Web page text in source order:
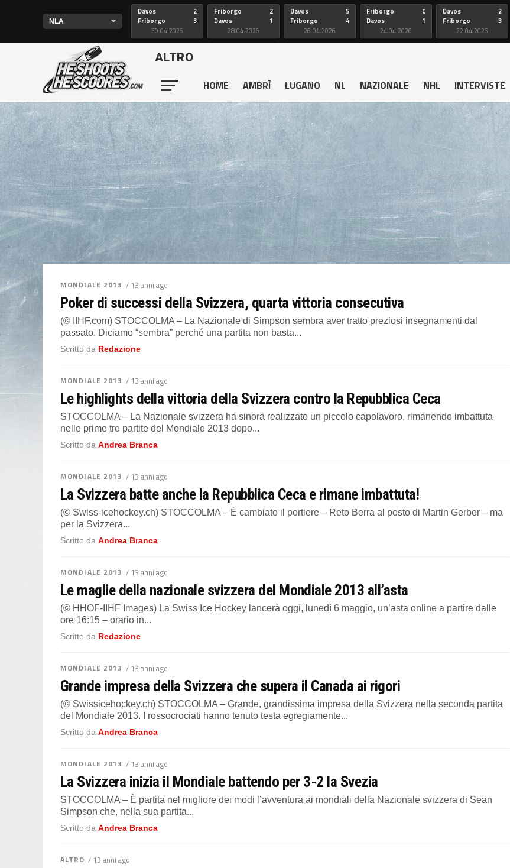
Davos
Friborgo
2
3
30.04.2026
Friborgo
Davos
2
1
28.04.2026
Davos
Friborgo
5
4
26.04.2026
Friborgo
Davos
0
1
24.04.2026
Davos
Friborgo
2
3
22.04.2026
ALTRO
HOME
AMBRÌ LUGANO NL NAZIONALE NHL INTERVISTE
MONDIALE 2013 / 13 anni ago
Poker di successi della Svizzera, quarta vittoria consecutiva
(© IIHF.com) STOCCOLMA – La Nazionale di Simpson sembra aver tratto preziosi insegnamenti dal
passato. Diciamo “sembra” perché una partita non basta...
Scritto da Redazione
MONDIALE 2013 / 13 anni ago
Le highlights della vittoria della Svizzera contro la Repubblica Ceca
STOCCOLMA – La Nazionale svizzera ha sinora realizzato un piccolo capolavoro, rimanendo imbattuta
nelle prime tre partite del Mondiale 2013 dopo...
Scritto da Andrea Branca
MONDIALE 2013 / 13 anni ago
La Svizzera batte anche la Repubblica Ceca e rimane imbattuta!
(© Swiss-icehockey.ch) STOCCOLMA – È cambiato il portiere – Reto Berra al posto di Martin Gerber – ma
per la Svizzera...
Scritto da Andrea Branca
MONDIALE 2013 / 13 anni ago
Le maglie della nazionale svizzera del Mondiale 2013 all’asta
(© HHOF-IIHF Images) La Swiss Ice Hockey lancerà oggi, lunedì 6 maggio, un’asta online a partire dalle
ore 16:15 – orario in...
Scritto da Redazione
MONDIALE 2013 / 13 anni ago
Grande impresa della Svizzera che supera il Canada ai rigori
(© Swissicehockey.ch) STOCCOLMA – Grande, grandissima impresa della Svizzera nella seconda partita
del Mondiale 2013. I rossocrociati hanno tenuto testa egregiamente...
Scritto da Andrea Branca
MONDIALE 2013 / 13 anni ago
La Svizzera inizia il Mondiale battendo per 3-2 la Svezia
STOCCOLMA – È partita nel migliore dei modi l’avventura ai mondiali della Nazionale svizzera di Sean
Simpson che, nella sua partita...
Scritto da Andrea Branca
ALTRO / 13 anni ago